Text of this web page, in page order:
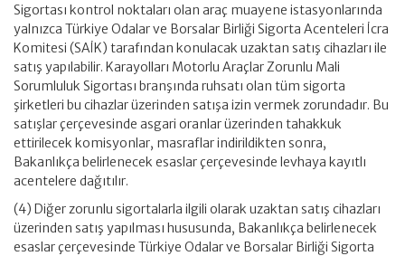
Sigortası kontrol noktaları olan araç muayene istasyonlarında
yalnızca Türkiye Odalar ve Borsalar Birliği Sigorta Acenteleri İcra
Komitesi (SAİK) tarafından konulacak uzaktan satış cihazları ile
satış yapılabilir. Karayolları Motorlu Araçlar Zorunlu Mali
Sorumluluk Sigortası branşında ruhsatı olan tüm sigorta
şirketleri bu cihazlar üzerinden satışa izin vermek zorundadır. Bu
satışlar çerçevesinde asgari oranlar üzerinden tahakkuk
ettirilecek komisyonlar, masraflar indirildikten sonra,
Bakanlıkça belirlenecek esaslar çerçevesinde levhaya kayıtlı
acentelere dağıtılır.
(4) Diğer zorunlu sigortalarla ilgili olarak uzaktan satış cihazları
üzerinden satış yapılması hususunda, Bakanlıkça belirlenecek
esaslar çerçevesinde Türkiye Odalar ve Borsalar Birliği Sigorta